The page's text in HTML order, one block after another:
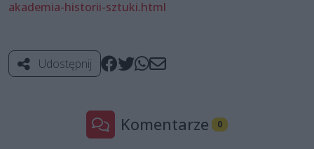
akademia-historii-sztuki.html
Udostępnij
Komentarze 0